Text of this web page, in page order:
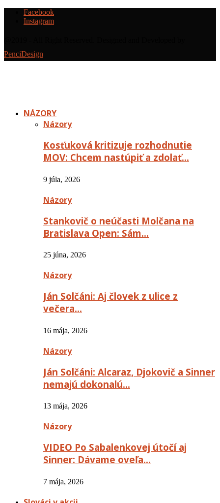
Facebook
Instagram
PenciDesign
NÁZORY
Názory
Kosťuková kritizuje rozhodnutie
MOV: Chcem nastúpiť a zdolať…
9 júla, 2026
Názory
Stankovič o neúčasti Molčana na
Bratislava Open: Sám…
25 júna, 2026
Názory
Ján Solčáni: Aj človek z ulice z
večera…
16 mája, 2026
Názory
Ján Solčáni: Alcaraz, Djokovič a Sinner
nemajú dokonalú…
13 mája, 2026
Názory
VIDEO Po Sabalenkovej útočí aj
Sinner: Dávame oveľa…
7 mája, 2026